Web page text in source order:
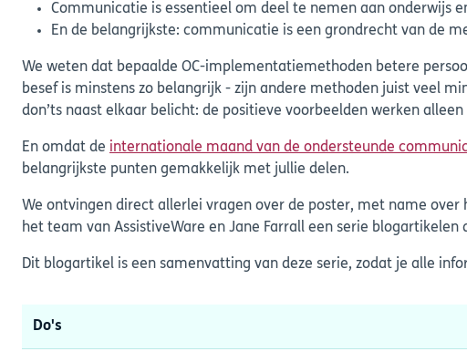
Communicatie is essentieel om deel te nemen aan onderwijs
En de belangrijkste: communicatie is een grondrecht van de
We weten dat bepaalde OC-implementatiemethoden betere
besef is minstens zo belangrijk - zijn andere methoden juist veel
don’ts naast elkaar belicht: de positieve voorbeelden werken
En omdat de internationale maand van de ondersteunde
belangrijkste punten gemakkelijk met jullie delen.
We ontvingen direct allerlei vragen over de poster, met name over
het team van AssistiveWare en Jane Farrall een serie blogartikelen
Dit blogartikel is een samenvatting van deze serie, zodat je alle
Do's